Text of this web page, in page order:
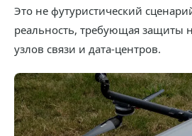
Это не футуристический
реальность, требующая защиты
узлов связи и дата-центров.